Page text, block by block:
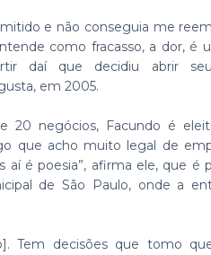
e não conseguia me
como fracasso, a dor, é
daí que decidiu abrir
em 2005.
20 negócios, Facundo é
que acho muito legal de
é poesia”, afirma ele, que é
de São Paulo, onde a
Tem decisões que tomo